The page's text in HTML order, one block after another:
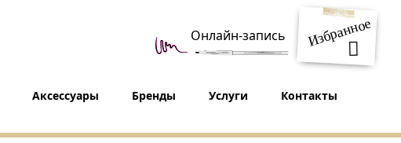
Избранное
Онлайн-запись
Аксессуары Бренды Услуги Контакты